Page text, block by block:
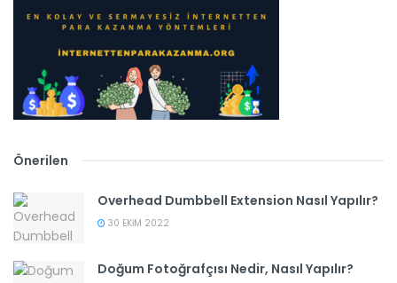
Önerilen
Overhead Dumbbell Extension Nasıl Yapılır?
30 EKIM 2022
Doğum Fotoğrafçısı Nedir, Nasıl Yapılır?